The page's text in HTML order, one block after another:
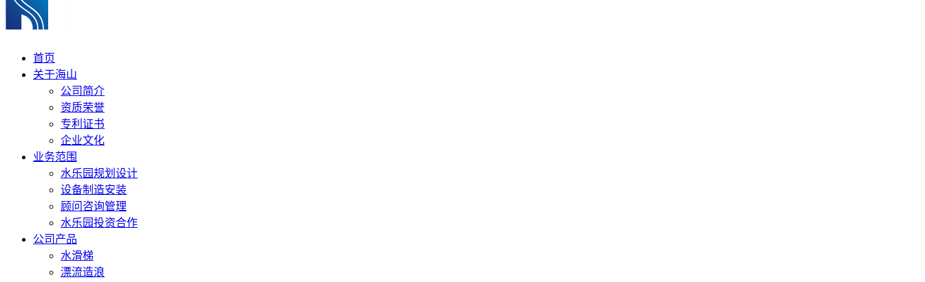
首页
关于海山
公司简介
资质荣誉
专利证书
企业文化
业务范围
水乐园规划设计
设备制造安装
顾问咨询管理
水乐园投资合作
公司产品
水滑梯
漂流造浪